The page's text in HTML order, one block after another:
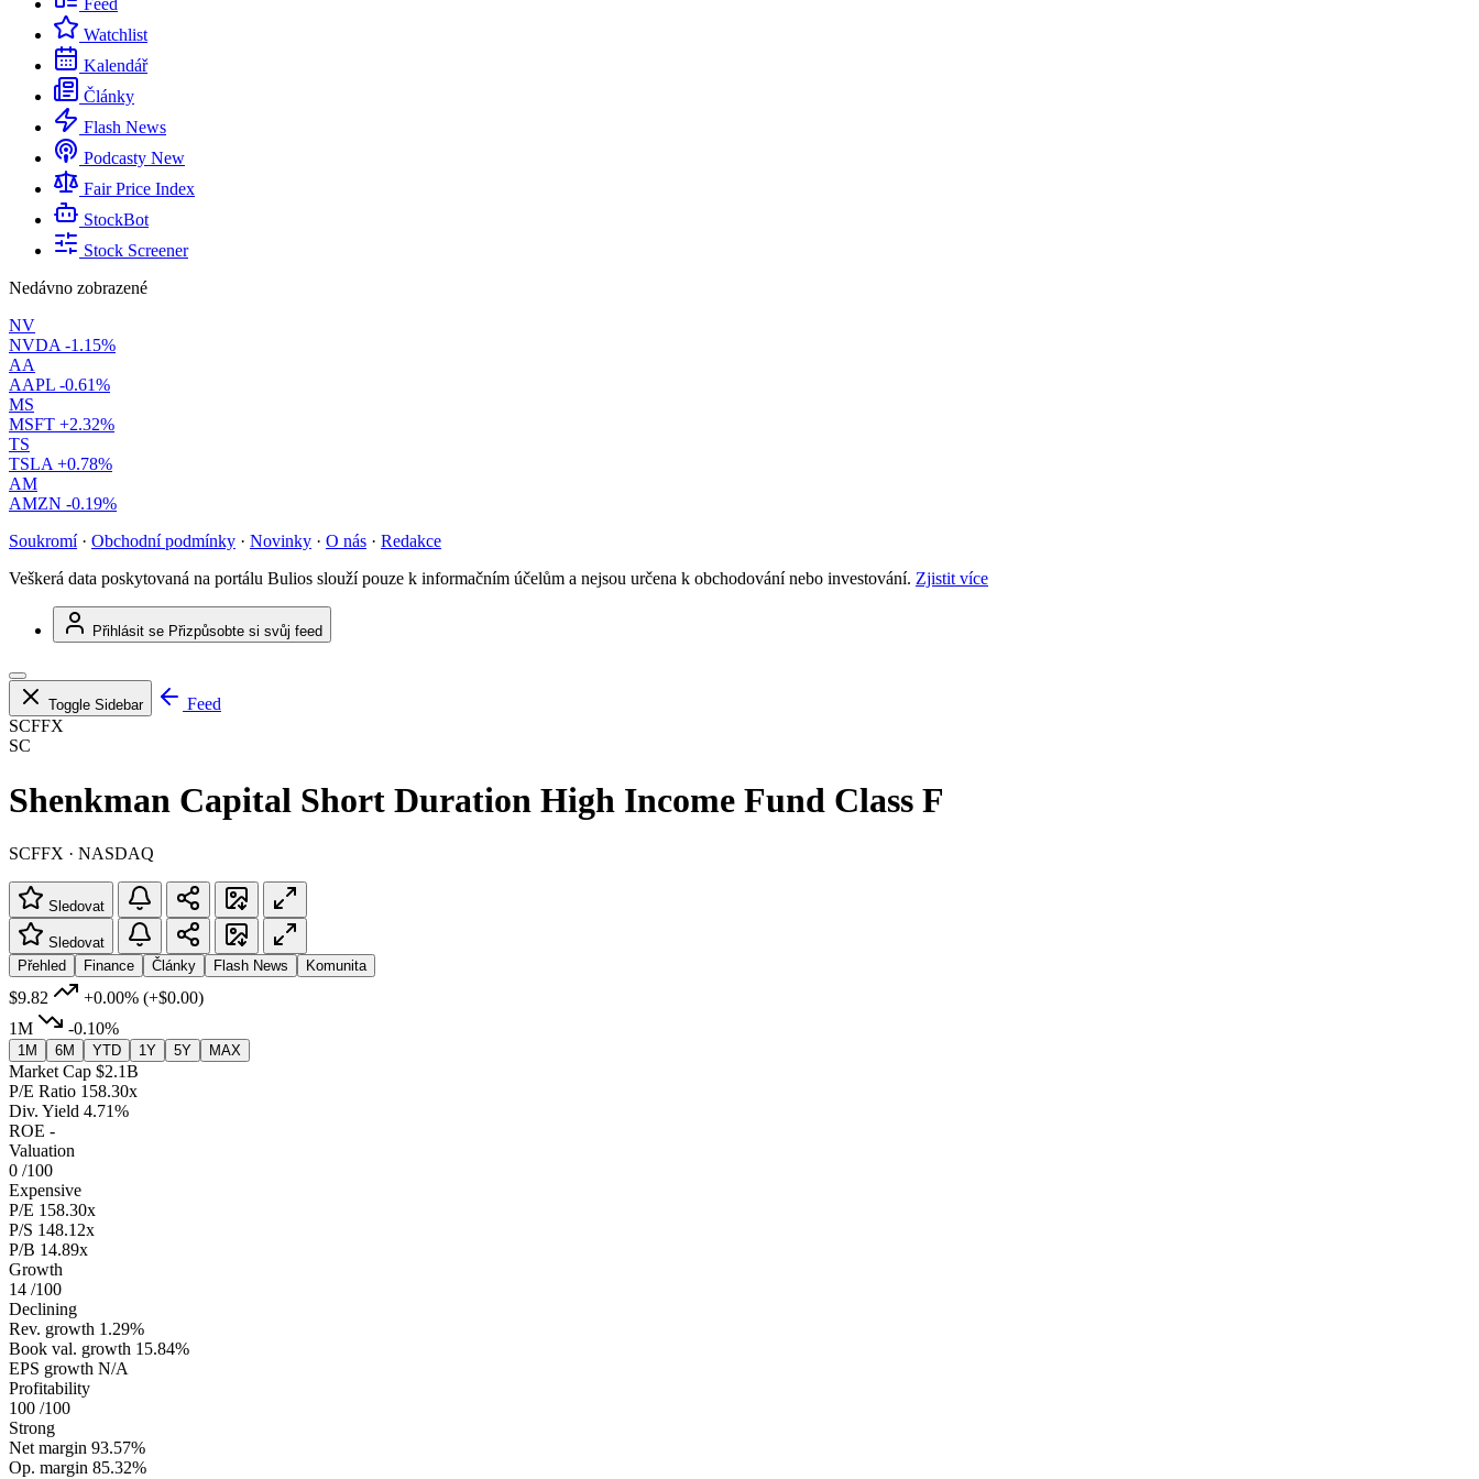
Feed
Watchlist
Kalendář
Články
Flash News
Podcasty New
Fair Price Index
StockBot
Stock Screener
Nedávno zobrazené
NV
NVDA -1.15%
AA
AAPL -0.61%
MS
MSFT +2.32%
TS
TSLA +0.78%
AM
AMZN -0.19%
Soukromí · Obchodní podmínky · Novinky · O nás · Redakce
Veškerá data poskytovaná na portálu Bulios slouží pouze k informačním účelům a nejsou určena k obchodování nebo investování. Zjistit více
Přihlásit se Přizpůsobte si svůj feed
Toggle Sidebar
Feed
SCFFX
SC
Shenkman Capital Short Duration High Income Fund Class F
SCFFX · NASDAQ
Sledovat
Sledovat
Přehled
Finance Články Flash News Komunita
$9.82 +0.00% (+$0.00)
1M
-0.10%
1M 6M YTD 1Y 5Y MAX
Market Cap $2.1B
P/E Ratio 158.30x
Div. Yield 4.71%
ROE -
Valuation
0 /100
Expensive
P/E 158.30x
P/S 148.12x
P/B 14.89x
Growth
14 /100
Declining
Rev. growth 1.29%
Book val. growth 15.84%
EPS growth N/A
Profitability
100 /100
Strong
Net margin 93.57%
Op. margin 85.32%